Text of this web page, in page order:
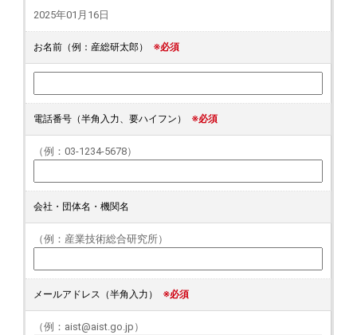
2025年01月16日
お名前（例：産総研太郎） ※必須
電話番号（半角入力、要ハイフン） ※必須
（例：03-1234-5678）
会社・団体名・機関名
（例：産業技術総合研究所）
メールアドレス（半角入力） ※必須
（例：aist@aist.go.jp）